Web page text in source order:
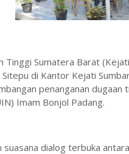
Tinggi Sumatera Barat
di Kantor Kejati
penanganan dugaan
Imam Bonjol Padang.
dialog terbuka